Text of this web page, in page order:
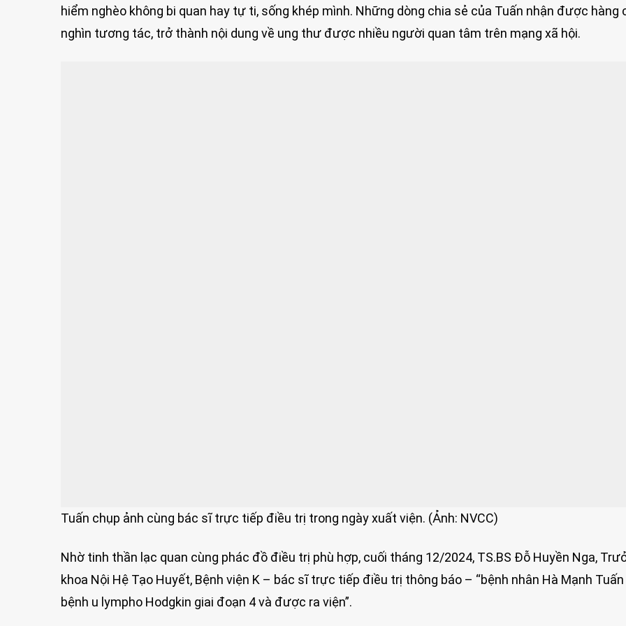
hiểm nghèo không bi quan hay tự ti, sống khép mình. Những dòng chia sẻ của Tuấn nhận được hàng
nghìn tương tác, trở thành nội dung về ung thư được nhiều người quan tâm trên mạng xã hội.
Tuấn chụp ảnh cùng bác sĩ trực tiếp điều trị trong ngày xuất viện. (Ảnh: NVCC)
Nhờ tinh thần lạc quan cùng phác đồ điều trị phù hợp, cuối tháng 12/2024, TS.BS Đỗ Huyền Nga,
khoa Nội Hệ Tạo Huyết, Bệnh viện K – bác sĩ trực tiếp điều trị thông báo – “bệnh nhân Hà Mạnh
bệnh u lympho Hodgkin giai đoạn 4 và được ra viện”.